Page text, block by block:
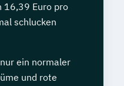
16,39 Euro pro
schlucken
ein normaler
und rote